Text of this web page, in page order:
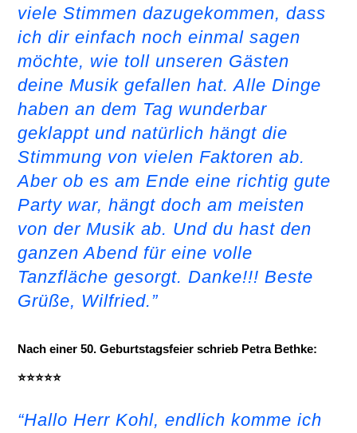
viele Stimmen dazugekommen, dass
ich dir einfach noch einmal sagen
möchte, wie toll unseren Gästen
deine Musik gefallen hat. Alle Dinge
haben an dem Tag wunderbar
geklappt und natürlich hängt die
Stimmung von vielen Faktoren ab.
Aber ob es am Ende eine richtig gute
Party war, hängt doch am meisten
von der Musik ab. Und du hast den
ganzen Abend für eine volle
Tanzfläche gesorgt. Danke!!! Beste
Grüße, Wilfried.”
Nach einer 50. Geburtstagsfeier schrieb Petra Bethke:
⭐⭐⭐⭐⭐
“Hallo Herr Kohl, endlich komme ich